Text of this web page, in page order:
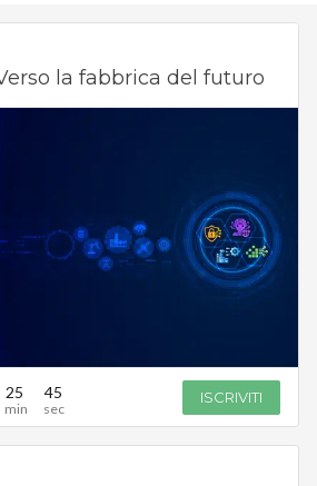
la fabbrica del futuro
25 44 ISCRIVITI